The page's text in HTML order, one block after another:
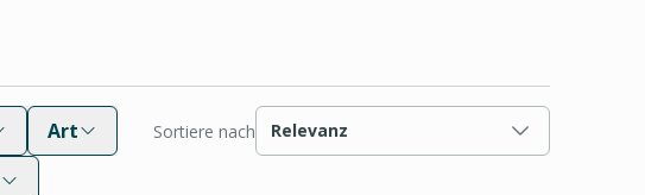
Art
Sortiere nach Relevanz